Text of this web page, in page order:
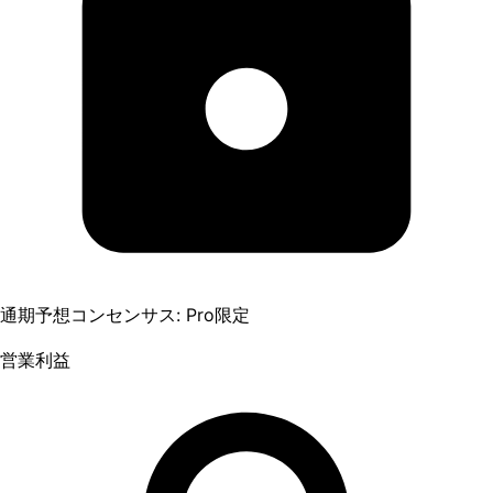
通期予想コンセンサス: Pro限定
営業利益